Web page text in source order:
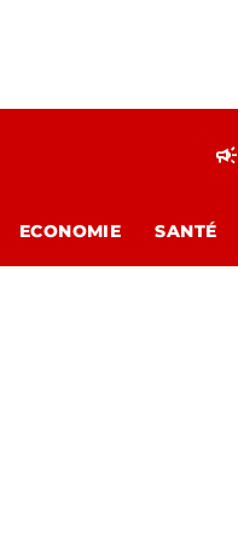
campaign
ECONOMIE SANTÉ